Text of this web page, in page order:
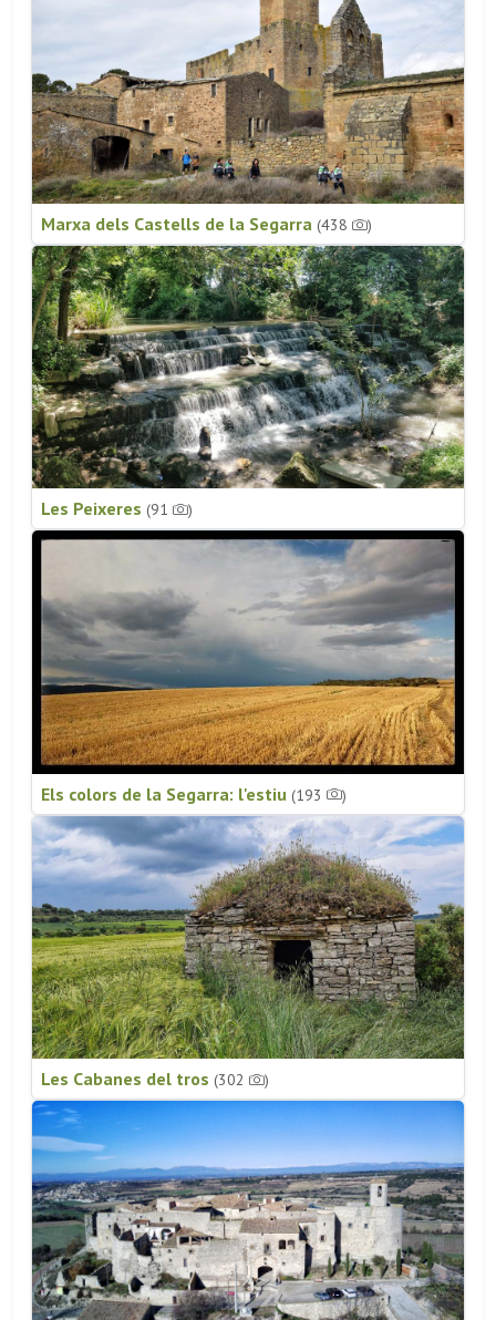
Marxa dels Castells de la Segarra (438 )
Les Peixeres (91 )
Els colors de la Segarra: l'estiu (193 )
Les Cabanes del tros (302 )